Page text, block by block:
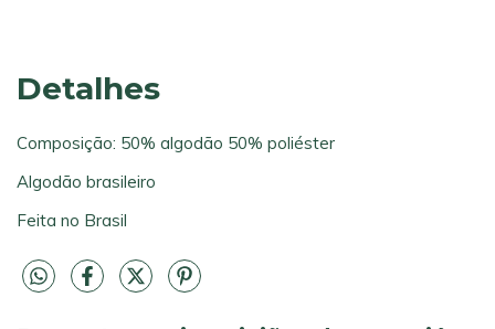
Detalhes
Composição: 50% algodão 50% poliéster
Algodão brasileiro
Feita no Brasil